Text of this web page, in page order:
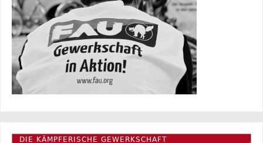
DIE KÄMPFERISCHE GEWERKSCHAFT